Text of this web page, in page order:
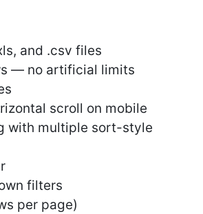
and .csv files
— no artificial limits
scroll on mobile
with multiple sort-style
filters
per page)